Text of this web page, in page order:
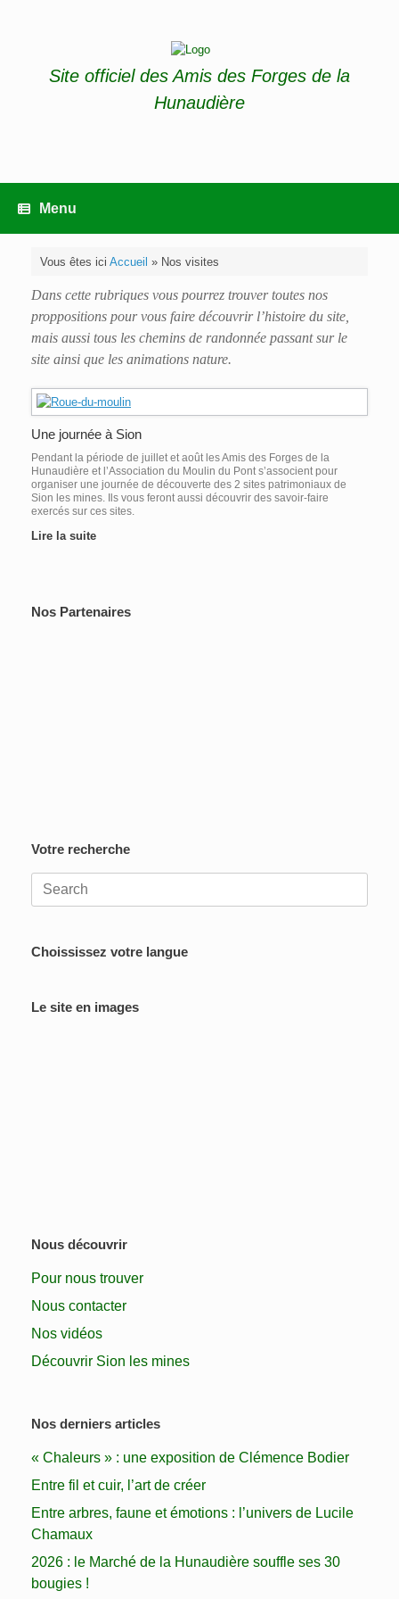
Site officiel des Amis des Forges de la
Hunaudière
Menu
Vous êtes ici Accueil » Nos visites
Dans cette rubriques vous pourrez trouver toutes nos
proppositions pour vous faire découvrir l’histoire du site,
mais aussi tous les chemins de randonnée passant sur le
site ainsi que les animations nature.
Une journée à Sion
Pendant la période de juillet et août les Amis des Forges de la
Hunaudière et l’Association du Moulin du Pont s’associent pour
organiser une journée de découverte des 2 sites patrimoniaux de
Sion les mines. Ils vous feront aussi découvrir des savoir-faire
exercés sur ces sites.
Lire la suite
Nos Partenaires
Votre recherche
Search
for:
Choississez votre langue
Le site en images
Nous découvrir
Pour nous trouver
Nous contacter
Nos vidéos
Découvrir Sion les mines
Nos derniers articles
« Chaleurs » : une exposition de Clémence Bodier
Entre fil et cuir, l’art de créer
Entre arbres, faune et émotions : l’univers de Lucile
Chamaux
2026 : le Marché de la Hunaudière souffle ses 30
bougies !